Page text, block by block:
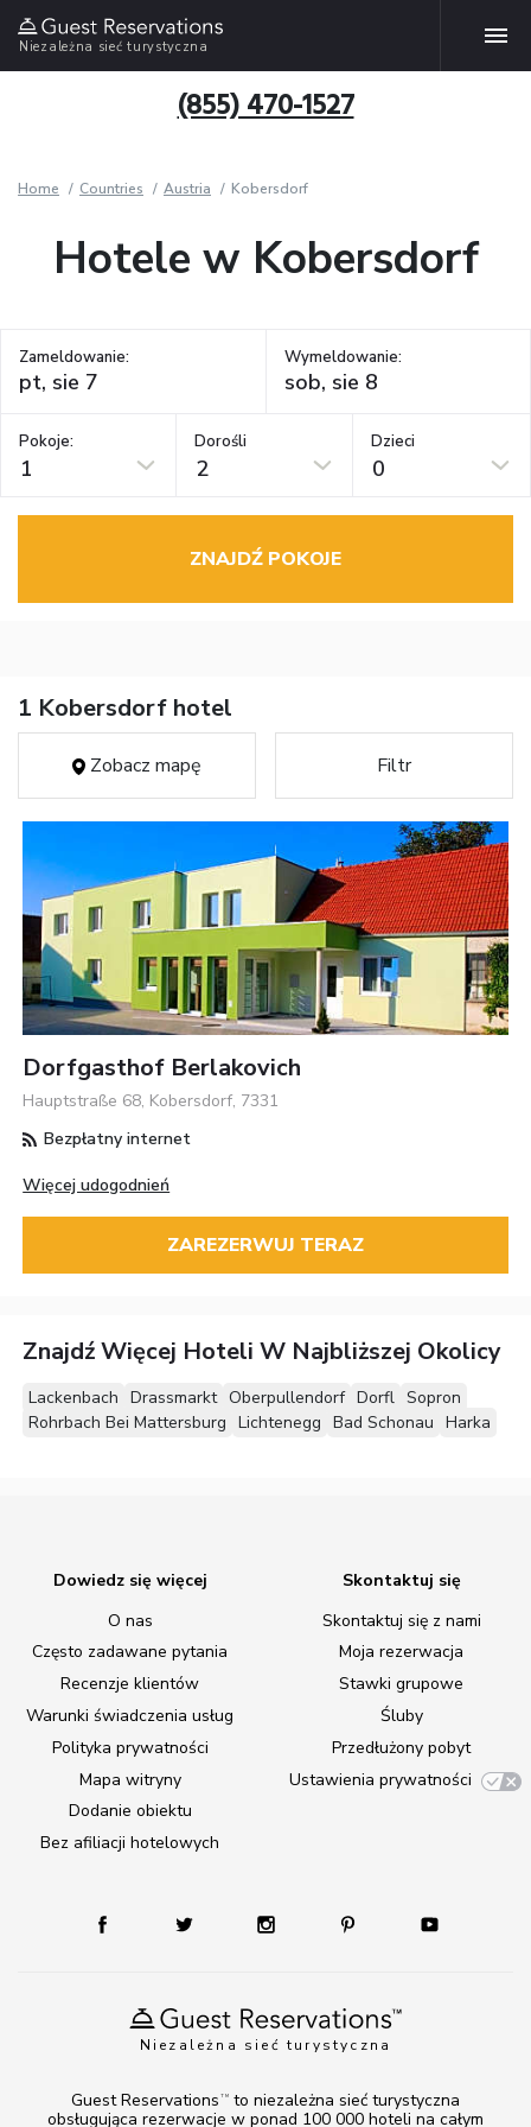
Niezależna sieć turystyczna
(855) 470-1527
Home Countries Austria Kobersdorf
Hotele w Kobersdorf
Zameldowanie: Wymeldowanie:
Pokoje:
1
Dorośli
2
Dzieci
0
ZNAJDŹ POKOJE
1 Kobersdorf hotel
Zobacz mapę Filtr
Dorfgasthof Berlakovich
Hauptstraße 68, Kobersdorf, 7331
Bezpłatny internet
Więcej udogodnień
ZAREZERWUJ TERAZ
Znajdź Więcej Hoteli W Najbliższej Okolicy
Lackenbach Drassmarkt Oberpullendorf Dorfl Sopron
Rohrbach Bei Mattersburg Lichtenegg Bad Schonau Harka
Niezależna sieć turystyczna
Dowiedz się więcej
O nas
Często zadawane pytania
Recenzje klientów
Warunki świadczenia usług
Polityka prywatności
Mapa witryny
Dodanie obiektu
Bez afiliacji hotelowych
Skontaktuj się
Skontaktuj się z nami
Moja rezerwacja
Stawki grupowe
Śluby
Przedłużony pobyt
Ustawienia prywatności
Guest Reservations TM
to niezależna sieć turystyczna
obsługująca rezerwacje w ponad 100 000 hoteli na całym